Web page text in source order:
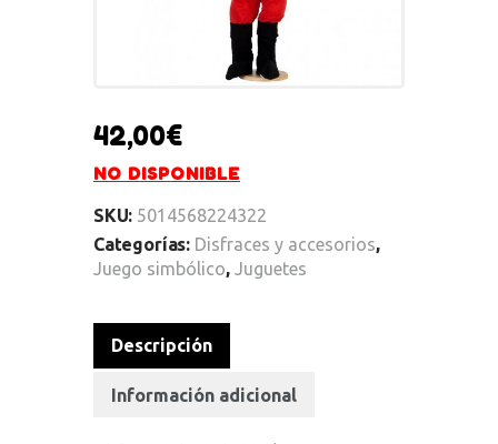
42,00€
NO DISPONIBLE
SKU: 5014568224322
Categorías: Disfraces y accesorios,
Juego simbólico, Juguetes
Descripción
Información adicional